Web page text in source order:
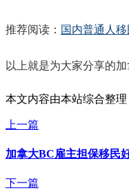
推荐阅读： 国内普通人
以上就是为大家分享的
本文内容由本站综合整理
上一篇
加拿大BC雇主担保移民
下一篇